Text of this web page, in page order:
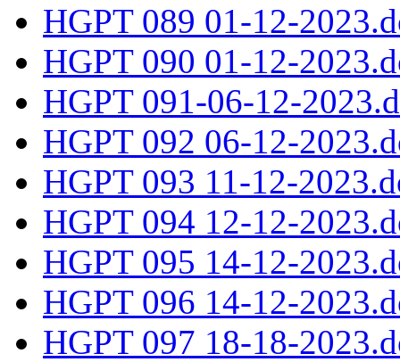
HGPT 089 01-12-
HGPT 090 01-12-
HGPT 091-06-12-
HGPT 092 06-12-
HGPT 093 11-12-
HGPT 094 12-12-
HGPT 095 14-12-
HGPT 096 14-12-
HGPT 097 18-18-